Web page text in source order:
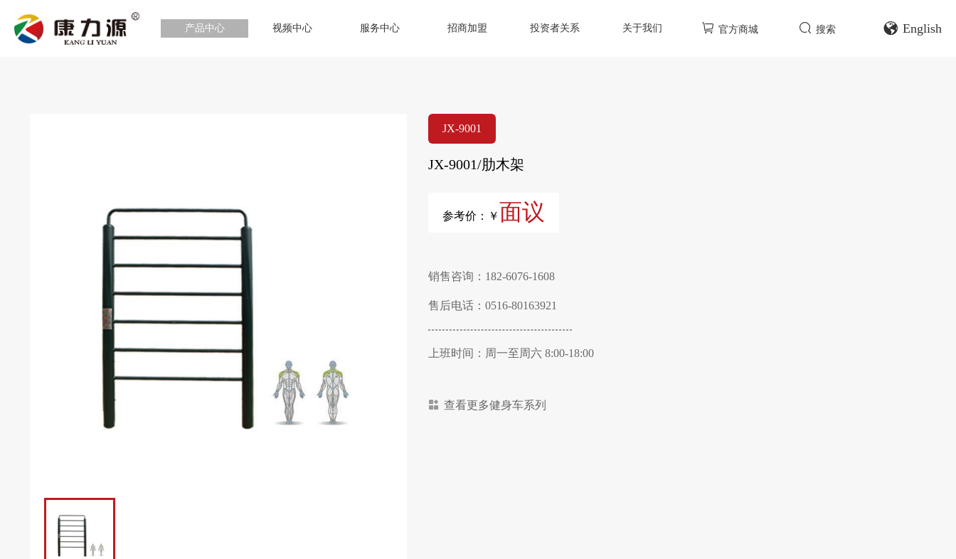
产品中心 视频中心 服务中心 招商加盟 投资者关系 关于我们 官方商城 搜索 English
JX-9001
JX-9001/肋木架
参考价：￥面议
销售咨询：182-6076-1608
售后电话：0516-80163921
上班时间：周一至周六 8:00-18:00
查看更多健身车系列